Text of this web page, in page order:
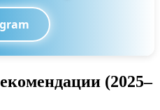
(2025–